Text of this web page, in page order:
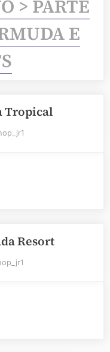
> PARTE
E
Tropical
Resort